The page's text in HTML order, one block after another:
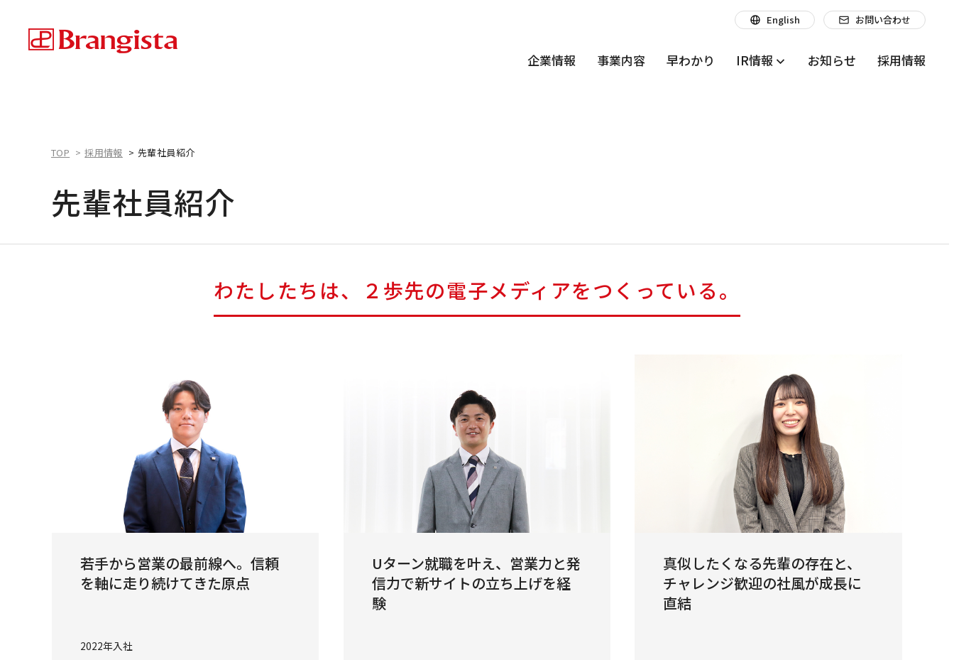
English お問い合わせ
企業情報 事業内容 早わかり IR情報 お知らせ 採用情報
TOP 採用情報 先輩社員紹介
先輩社員紹介
わたしたちは、２歩先の電子メディアをつくっている。
若手から営業の最前線へ。信頼
を軸に走り続けてきた原点
2022年入社
Uターン就職を叶え、営業力と発
信力で新サイトの立ち上げを経
験
真似したくなる先輩の存在と、
チャレンジ歓迎の社風が成長に
直結